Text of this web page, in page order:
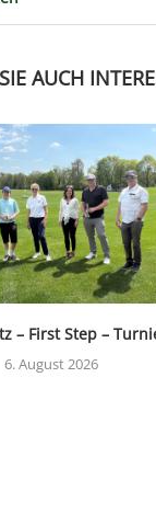
AUCH
– First Step –
6. August 2026